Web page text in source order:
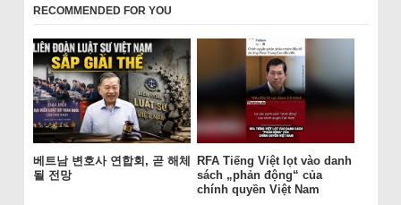
RECOMMENDED FOR YOU
베트남 변호사 연합회, 곧 해체
될 전망
RFA Tiếng Việt lọt vào danh
sách „phản động“ của
chính quyền Việt Nam